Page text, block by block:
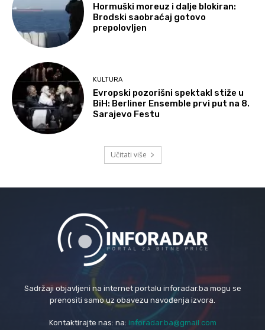
Hormuški moreuz i dalje blokiran:
Brodski saobraćaj gotovo
prepolovljen
KULTURA
Evropski pozorišni spektakl stiže u
BiH: Berliner Ensemble prvi put na 8.
Sarajevo Festu
Učitati više
Sadržaji objavljeni na internet portalu inforadar.ba mogu se
prenositi samo uz obavezu navođenja izvora.
Kontaktirajte nas: na: inforadar.ba@gmail.com